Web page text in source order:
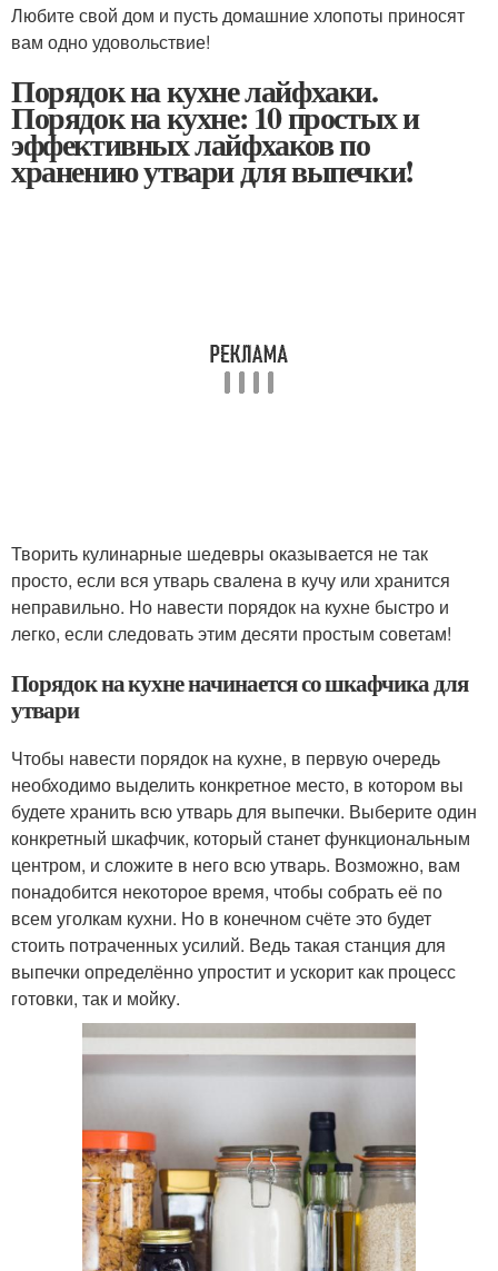
Любите свой дом и пусть домашние хлопоты приносят
вам одно удовольствие!
Порядок на кухне лайфхаки.
Порядок на кухне: 10 простых и
эффективных лайфхаков по
хранению утвари для выпечки!
Творить кулинарные шедевры оказывается не так
просто, если вся утварь свалена в кучу или хранится
неправильно. Но навести порядок на кухне быстро и
легко, если следовать этим десяти простым советам!
Порядок на кухне начинается со шкафчика для
утвари
Чтобы навести порядок на кухне, в первую очередь
необходимо выделить конкретное место, в котором вы
будете хранить всю утварь для выпечки. Выберите один
конкретный шкафчик, который станет функциональным
центром, и сложите в него всю утварь. Возможно, вам
понадобится некоторое время, чтобы собрать её по
всем уголкам кухни. Но в конечном счёте это будет
стоить потраченных усилий. Ведь такая станция для
выпечки определённо упростит и ускорит как процесс
готовки, так и мойку.